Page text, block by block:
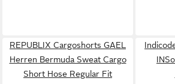
REPUBLIX Cargoshorts GAEL
Herren Bermuda Sweat Cargo
Short Hose Regular Fit